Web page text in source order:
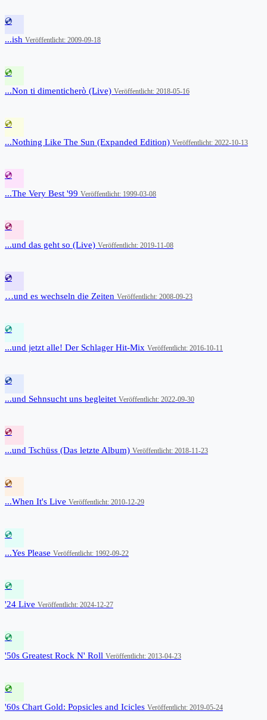
💿
...ish Veröffentlicht: 2009-09-18
💿
...Non ti dimenticherò (Live) Veröffentlicht: 2018-05-16
💿
...Nothing Like The Sun (Expanded Edition) Veröffentlicht: 2022-10-13
💿
...The Very Best '99 Veröffentlicht: 1999-03-08
💿
...und das geht so (Live) Veröffentlicht: 2019-11-08
💿
…und es wechseln die Zeiten Veröffentlicht: 2008-09-23
💿
...und jetzt alle! Der Schlager Hit-Mix Veröffentlicht: 2016-10-11
💿
...und Sehnsucht uns begleitet Veröffentlicht: 2022-09-30
💿
...und Tschüss (Das letzte Album) Veröffentlicht: 2018-11-23
💿
...When It's Live Veröffentlicht: 2010-12-29
💿
...Yes Please Veröffentlicht: 1992-09-22
💿
'24 Live Veröffentlicht: 2024-12-27
💿
'50s Greatest Rock N' Roll Veröffentlicht: 2013-04-23
💿
'60s Chart Gold: Popsicles and Icicles Veröffentlicht: 2019-05-24